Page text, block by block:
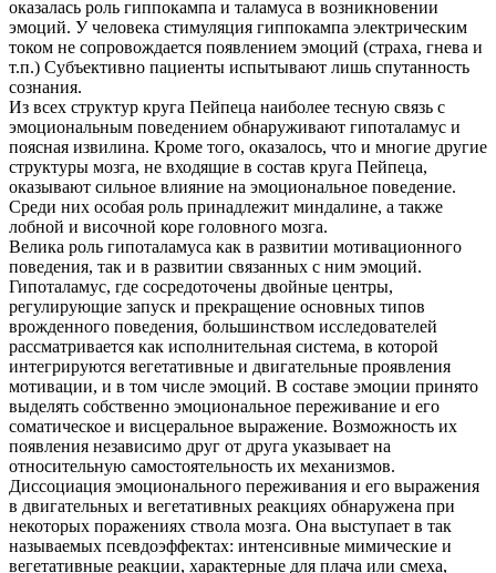
оказалась роль гиппокампа и таламуса в возникновении
эмоций. У человека стимуляция гиппокампа электрическим
током не сопровождается появлением эмоций (страха, гнева и
т.п.) Субъективно пациенты испытывают лишь спутанность
сознания.
Из всех структур круга Пейпеца наиболее тесную связь с
эмоциональным поведением обнаруживают гипоталамус и
поясная извилина. Кроме того, оказалось, что и многие другие
структуры мозга, не входящие в состав круга Пейпеца,
оказывают сильное влияние на эмоциональное поведение.
Среди них особая роль принадлежит миндалине, а также
лобной и височной коре головного мозга.
Велика роль гипоталамуса как в развитии мотивационного
поведения, так и в развитии связанных с ним эмоций.
Гипоталамус, где сосредоточены двойные центры,
регулирующие запуск и прекращение основных типов
врожденного поведения, большинством исследователей
рассматривается как исполнительная система, в которой
интегрируются вегетативные и двигательные проявления
мотивации, и в том числе эмоций. В составе эмоции принято
выделять собственно эмоциональное переживание и его
соматическое и висцеральное выражение. Возможность их
появления независимо друг от друга указывает на
относительную самостоятельность их механизмов.
Диссоциация эмоционального переживания и его выражения
в двигательных и вегетативных реакциях обнаружена при
некоторых поражениях ствола мозга. Она выступает в так
называемых псевдоэффектах: интенсивные мимические и
вегетативные реакции, характерные для плача или смеха,